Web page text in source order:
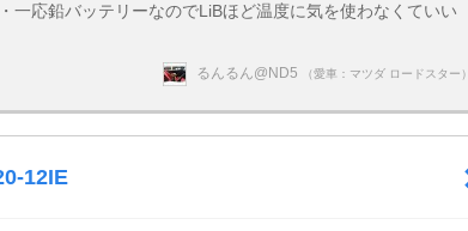
一応鉛バッテリーなのでLiBほど温度に気を使わなくていい
るんるん@ND5 （愛車：マツダ ロードスター）
12IE